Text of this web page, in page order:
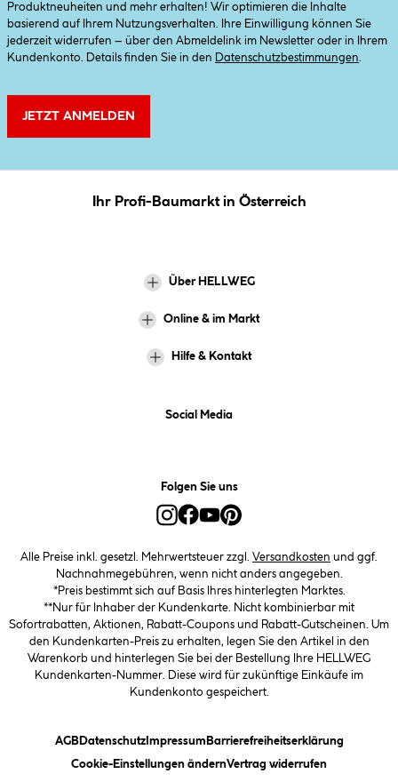
Produktneuheiten und mehr erhalten! Wir optimieren die Inhalte
basierend auf Ihrem Nutzungsverhalten. Ihre Einwilligung können Sie
jederzeit widerrufen – über den Abmeldelink im Newsletter oder in Ihrem
Kundenkonto. Details finden Sie in den
Datenschutzbestimmungen
JETZT ANMELDEN
Ihr Profi-Baumarkt in Österreich
Über HELLWEG
Online & im Markt
Hilfe & Kontakt
Social Media
Folgen Sie uns
Alle Preise inkl. gesetzl. Mehrwertsteuer zzgl. Versandkosten und ggf.
Nachnahmegebühren, wenn nicht anders angegeben.
*Preis bestimmt sich auf Basis Ihres hinterlegten Marktes.
**Nur für Inhaber der Kundenkarte. Nicht kombinierbar mit
Sofortrabatten, Aktionen, Rabatt-Coupons und Rabatt-Gutscheinen. Um
den Kundenkarten-Preis zu erhalten, legen Sie den Artikel in den
Warenkorb und hinterlegen Sie bei der Bestellung Ihre HELLWEG
Kundenkarten-Nummer. Diese wird für zukünftige Einkäufe im
Kundenkonto gespeichert.
AGB(öffnet ein Dialogfeld)
Datenschutz(öffnet ein Dialogfeld)
Impressum(öffnet ein Dialogfeld)
Barrierefreiheitserklärung(öffnet
Cookie-Einstellungen ändern(öffnet ein Dialogfeld)
Vertrag widerrufen